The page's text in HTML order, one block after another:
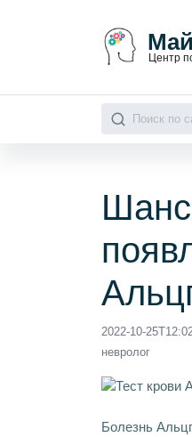
Центр
Шанс
2022-10-
невролог
Болезнь